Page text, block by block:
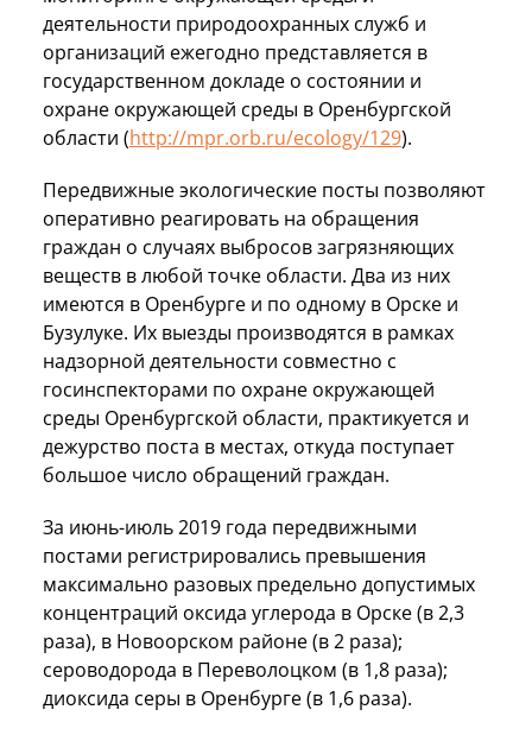
деятельности природоохранных служб и
организаций ежегодно представляется в
государственном докладе о состоянии и
охране окружающей среды в Оренбургской
области (http://mpr.orb.ru/ecology/129).
Передвижные экологические посты позволяют
оперативно реагировать на обращения
граждан о случаях выбросов загрязняющих
веществ в любой точке области. Два из них
имеются в Оренбурге и по одному в Орске и
Бузулуке. Их выезды производятся в рамках
надзорной деятельности совместно с
госинспекторами по охране окружающей
среды Оренбургской области, практикуется и
дежурство поста в местах, откуда поступает
большое число обращений граждан.
За июнь-июль 2019 года передвижными
постами регистрировались превышения
максимально разовых предельно допустимых
концентраций оксида углерода в Орске (в 2,3
раза), в Новоорском районе (в 2 раза);
сероводорода в Переволоцком (в 1,8 раза);
диоксида серы в Оренбурге (в 1,6 раза).